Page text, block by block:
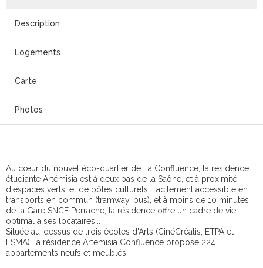
Description
Logements
Carte
Photos
Au cœur du nouvel éco-quartier de La Confluence, la résidence
étudiante Artémisia est à deux pas de la Saône, et à proximité
d'espaces verts, et de pôles culturels. Facilement accessible en
transports en commun (tramway, bus), et à moins de 10 minutes
de la Gare SNCF Perrache, la résidence offre un cadre de vie
optimal à ses locataires...
Située au-dessus de trois écoles d'Arts (CinéCréatis, ETPA et
ESMA), la résidence Artémisia Confluence propose 224
appartements neufs et meublés.